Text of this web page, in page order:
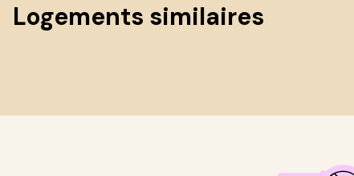
Logements similaires